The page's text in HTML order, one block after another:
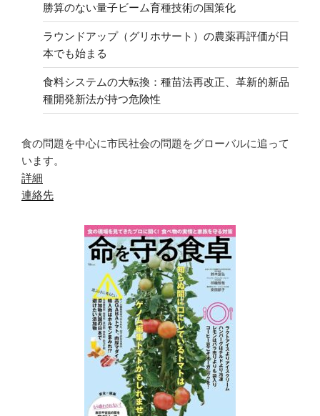
勝算のない量子ビーム育種技術の国策化
ラウンドアップ（グリホサート）の農薬再評価が日
本でも始まる
食料システムの大転換：種苗法再改正、革新的新品
種開発新法が持つ危険性
食の問題を中心に市民社会の問題をグローバルに追って
います。
詳細
連絡先